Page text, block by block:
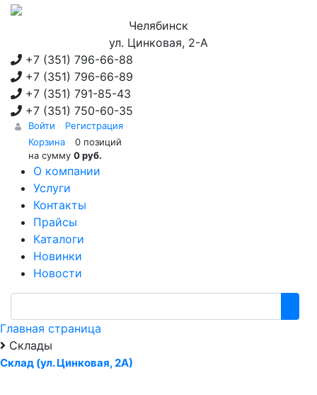
Челябинск
ул. Цинковая, 2-А
+7 (351) 796-66-88
+7 (351) 796-66-89
+7 (351) 791-85-43
+7 (351) 750-60-35
Войти
Регистрация
Корзина
0 позиций
на сумму 0 руб.
О компании
Услуги
Контакты
Прайсы
Каталоги
Новинки
Новости
Главная страница
Склады
Склад (ул. Цинковая, 2А)